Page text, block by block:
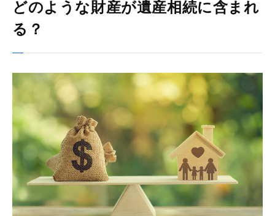
どのような財産が遺産相続に含まれ
る？